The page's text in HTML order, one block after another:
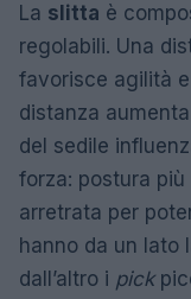
La slitta è
regolabili. Una
favorisce agilità
distanza
del sedile
forza: postura
arretrata per
hanno da un lato
dall’altro i pick